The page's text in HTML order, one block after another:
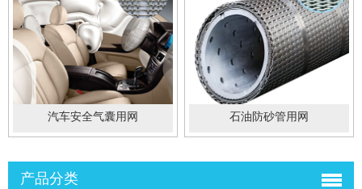
汽车安全气囊用网 石油防砂管用网
产品分类